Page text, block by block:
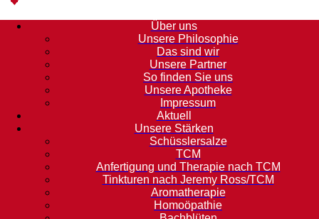
Über uns
Unsere Philosophie
Das sind wir
Unsere Partner
So finden Sie uns
Unsere Apotheke
Impressum
Aktuell
Unsere Stärken
Schüsslersalze
TCM
Anfertigung und Therapie nach TCM
Tinkturen nach Jeremy Ross/TCM
Aromatherapie
Homoöpathie